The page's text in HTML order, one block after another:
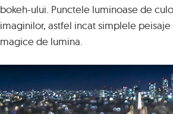
bokeh-ului. Punctele luminoase de
imaginilor, astfel incat simplele
magice de lumina.